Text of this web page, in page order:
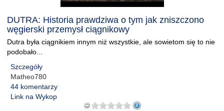
DUTRA: Historia prawdziwa o tym jak zniszczono
węgierski przemysł ciągnikowy
Dutra była ciągnikiem innym niż wszystkie, ale sowietom się to nie
podobało...
Szczegóły
Matheo780
44 komentarzy
Link na Wykop